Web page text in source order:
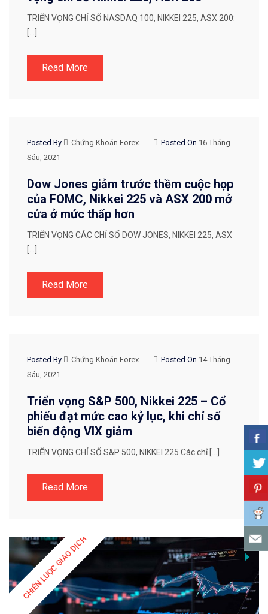
TRIỂN VỌNG CHỈ SỐ NASDAQ 100, NIKKEI 225, ASX 200:
[…]
Read More
CHIẾN LƯỢC GIAO DỊCH
Posted By Chứng Khoán Forex Posted On 16 Tháng
Sáu, 2021
Dow Jones giảm trước thềm cuộc họp
của FOMC, Nikkei 225 và ASX 200 mở
cửa ở mức thấp hơn
TRIỂN VỌNG CÁC CHỈ SỐ DOW JONES, NIKKEI 225, ASX
[…]
Read More
CHIẾN LƯỢC GIAO DỊCH
Posted By Chứng Khoán Forex Posted On 14 Tháng
Sáu, 2021
Triển vọng S&P 500, Nikkei 225 – Cổ
phiếu đạt mức cao kỷ lục, khi chỉ số
biến động VIX giảm
TRIỂN VỌNG CHỈ SỐ S&P 500, NIKKEI 225 Các chỉ […]
Read More
CHIẾN LƯỢC GIAO DỊCH